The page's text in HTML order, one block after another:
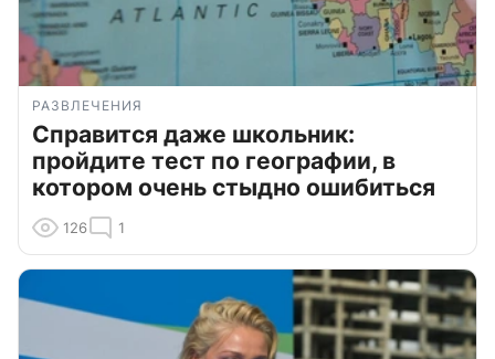
РАЗВЛЕЧЕНИЯ
Справится даже школьник:
пройдите тест по географии, в
котором очень стыдно ошибиться
126 1